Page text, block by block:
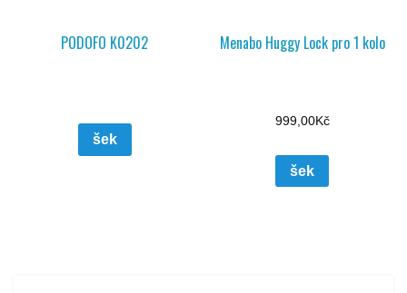
PODOFO K0202
šek
Menabo Huggy Lock pro 1 kolo
999,00Kč
šek